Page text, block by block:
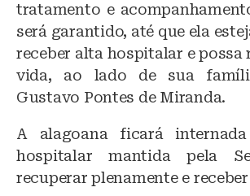
tratamento e
será garantido, até que ela
receber alta hospitalar e possa
vida, ao lado de sua
Gustavo Pontes de Miranda.
A alagoana ficará
hospitalar mantida pela
recuperar plenamente e